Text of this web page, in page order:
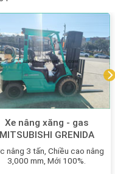
Xe nâng xăng - gas
MITSUBISHI GRENIDA
FGE30N MỚI 100%
nâng 3 tấn, Chiều cao nâng
3,000 mm, Mới 100%.